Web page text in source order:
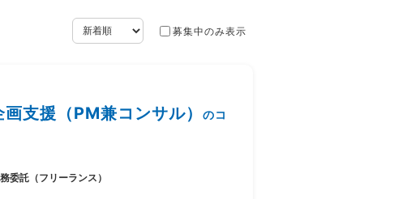
募集中のみ表示
支援（PM兼コンサル）
のコ
委託（フリーランス）